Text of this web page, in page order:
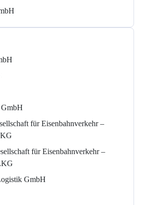
für Eisenbahnverkehr –
für Eisenbahnverkehr –
GmbH